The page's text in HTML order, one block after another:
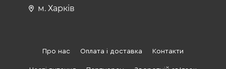
м. Харків
Про нас Оплата і доставка Контакти